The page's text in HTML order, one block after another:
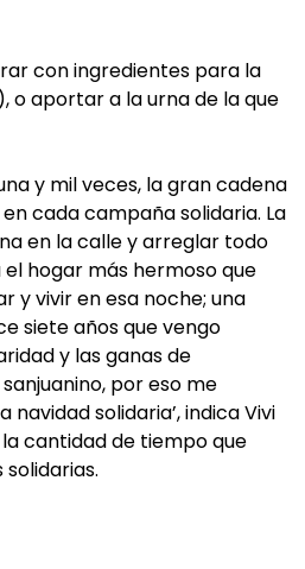
con ingredientes para la
o aportar a la urna de la que
y mil veces, la gran cadena
cada campaña solidaria. La
en la calle y arreglar todo
hogar más hermoso que
y vivir en esa noche; una
siete años que vengo
y las ganas de
por eso me
solidaria’, indica Vivi
cantidad de tiempo que